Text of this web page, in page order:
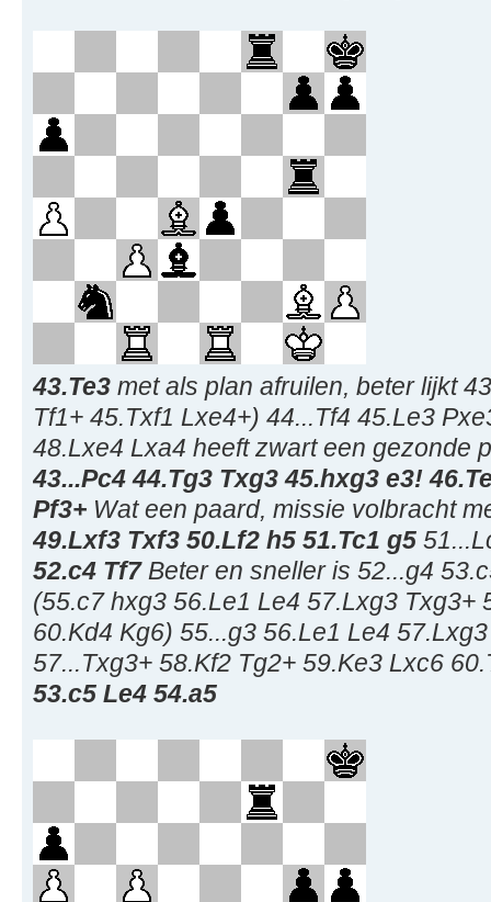
43.Te3 met als plan afruilen, beter lijkt
Tf1+ 45.Txf1 Lxe4+) 44...Tf4 45.Le3
48.Lxe4 Lxa4 heeft zwart een gezonde
43...Pc4 44.Tg3 Txg3 45.hxg3 e3!
Pf3+ Wat een paard, missie volbracht
49.Lxf3 Txf3 50.Lf2 h5 51.Tc1 g5
52.c4 Tf7Beter en sneller is 52...g4
(55.c7 hxg3 56.Le1 Le4 57.Lxg3 Txg3+
60.Kd4 Kg6) 55...g3 56.Le1 Le4
57...Txg3+ 58.Kf2 Tg2+ 59.Ke3 Lxc6
53.c5 Le4 54.a5